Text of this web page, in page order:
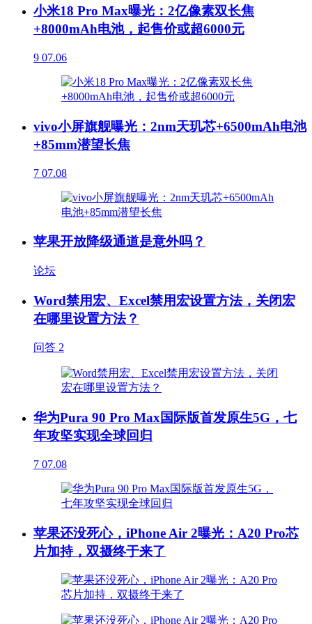
小米18 Pro Max曝光：2亿像素双长焦
+8000mAh电池，起售价或超6000元
9 07.06
vivo小屏旗舰曝光：2nm天玑芯+6500mAh电池
+85mm潜望长焦
7 07.08
苹果开放降级通道是意外吗？
论坛
Word禁用宏、Excel禁用宏设置方法，关闭宏
在哪里设置方法？
问答 2
华为Pura 90 Pro Max国际版首发原生5G，七
年攻坚实现全球回归
7 07.08
苹果还没死心，iPhone Air 2曝光：A20 Pro芯
片加持，双摄终于来了